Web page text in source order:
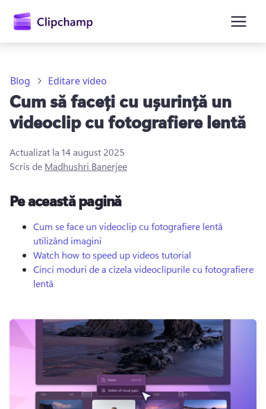
principal
Încercați gratuit
Blog Editare video
Cum să faceți cu ușurință un
videoclip cu fotografiere lentă
Actualizat la 14 august 2025
Scris de Madhushri Banerjee
Pe această pagină
Cum se face un videoclip cu fotografiere lentă
utilizând imagini
Watch how to speed up videos tutorial
Cinci moduri de a cizela videoclipurile cu fotografiere
lentă